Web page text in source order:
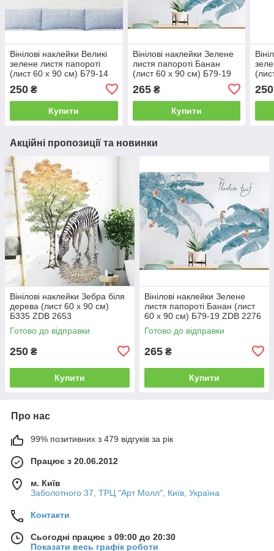
Вінілові наклейки Великі
зелене листя папороті
(лист 60 х 90 см) Б79-14
250 ₴
Купити
Вінілові наклейки Зелене
листя папороті Банан
(лист 60 х 90 см) Б79-19
265₴
Купити
250
Акційні пропозиції та новинки
Вінілові наклейки Зебра біля
дерева (лист 60 х 90 см)
Б335 ZDB 2653
Готово до відправки
250 ₴
Купити
Вінілові наклейки Зелене
листя папороті Банан (лист
60 х 90 см) Б79-19 ZDB 2276
Готово до відправки
265 ₴
Купити
Про нас
99% позитивних з 479 відгуків за рік
Працює з 20.06.2012
м. Київ
Заболотного 37, ТРЦ "Арт Молл", Київ, Україна
Контакти
Сьогодні працює з 09:00 до 20:30
Показати весь графік роботи